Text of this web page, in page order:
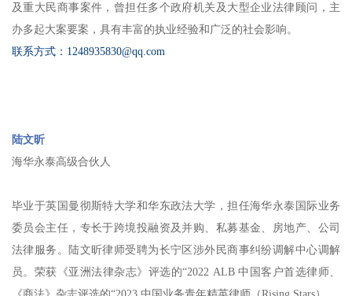
及重大民商事案件，曾担任多个政府机关及大型企业法律顾问，主
办多起大案要案，具有丰富的执业经验和广泛的社会影响。
联系方式：1248935830@qq.com
陆文昕
海华永泰高级合伙人
毕业于英国曼彻斯特大学和华东政法大学，担任海华永泰国际业务
委员会主任，专长于跨境投融资及并购、私募基金、房地产、公司
法律服务。陆文昕律师受聘为长宁区涉外民商事纠纷调解中心调解
员。荣获《亚洲法律杂志》评选的“2022 ALB 中国客户首选律师、